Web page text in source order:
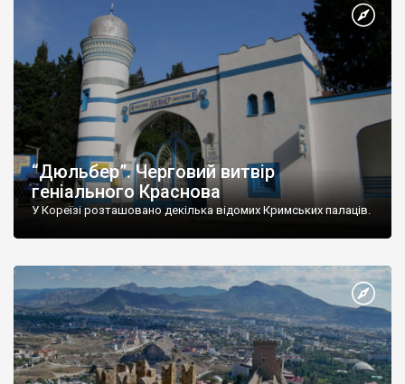
“Дюльбер”. Черговий витвір
геніального Краснова
У Кореїзі розташовано декілька відомих Кримських палаців.